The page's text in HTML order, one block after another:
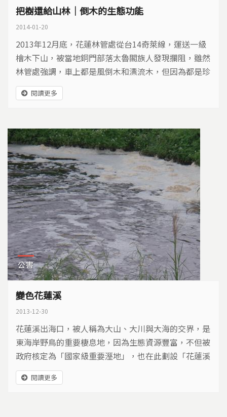
把樹還給山林｜倒木的生態功能
2014-01-20
2013年12月底，花蓮林管處從台14奇萊線，運送一級
檜木下山，被當地銅門部落太魯閣族人發現攔阻，雖然
林管處強調，車上都是風倒木和漂流木，但因為都是珍
貴木材，遭族人質疑，從陡坡以鋼索強取倒木，開便道
深入乾溝拉取木材，都是破壞水土保持的作為。民國79
族人擔心憾事重演，強烈阻止檜木清運…
閱讀更多
公害
變色花蓮溪
2013-12-30
花蓮溪出海口，被人稱為大山、大川與大海的交界，是
東海岸野鳥的重要棲息地，因為生態資源豐富，不但被
政府核定為「國家級重要溼地」，也在此劃設「花蓮溪
口自然生態保護區」。但是緊鄰保護區的中華紙漿廠，
長達四十五年不斷排放污水，流經保安林地、流到花蓮
閱讀更多